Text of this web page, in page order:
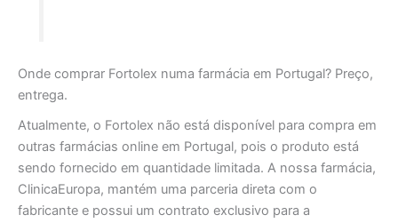
Onde comprar Fortolex numa farmácia em Portugal? Preço,
entrega.
Atualmente, o Fortolex não está disponível para compra em
outras farmácias online em Portugal, pois o produto está
sendo fornecido em quantidade limitada. A nossa farmácia,
ClinicaEuropa, mantém uma parceria direta com o
fabricante e possui um contrato exclusivo para a